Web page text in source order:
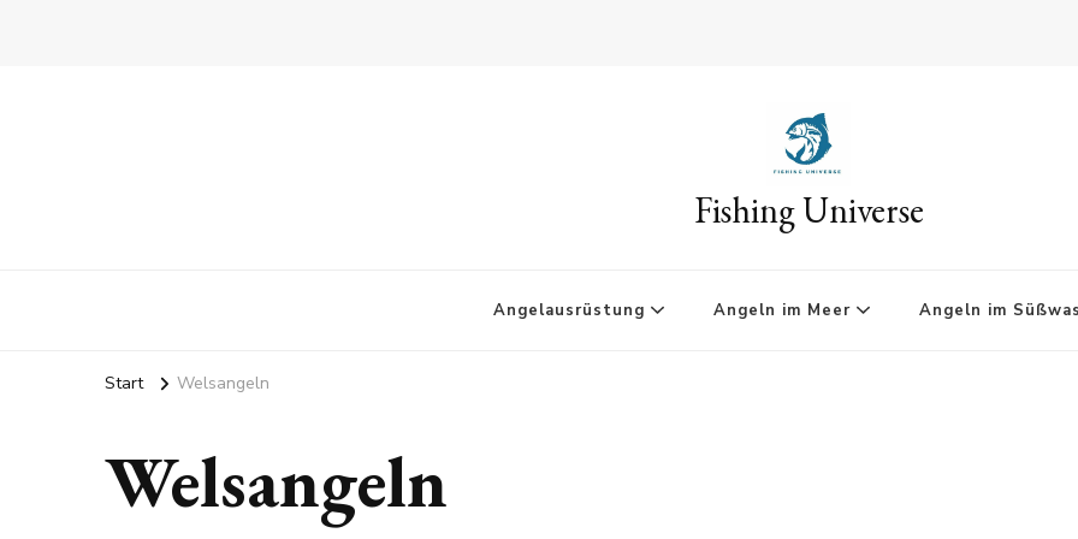
Fishing Universe
Angelausrüstung Angeln im Meer Angeln im
Start Welsangeln
Welsangeln